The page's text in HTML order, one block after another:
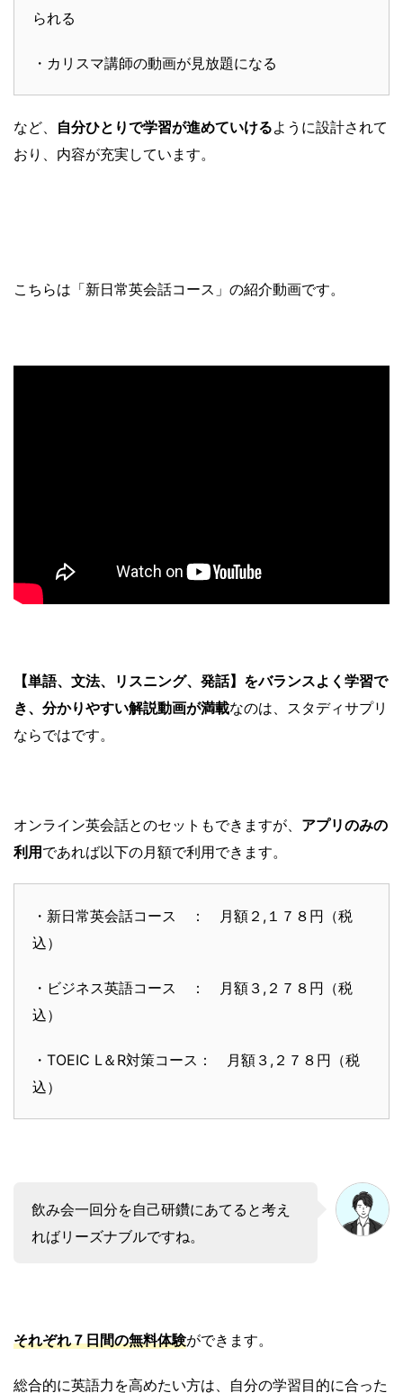
られる
・カリスマ講師の動画が見放題になる
など、 自分ひとりで学習が進めていけるように設計されて
おり、内容が充実しています。
こちらは「新日常英会話コース」の紹介動画です。
【単語、文法、リスニング、発話】をバランスよく学習で
き、 分かりやすい解説動画が満載なのは、スタディサプリ
ならではです。
オンライン英会話とのセットもできますが、 アプリのみの
利用であれば以下の月額で利用できます。
・新日常英会話コース ： 月額２,１７８円（税
込）
・ビジネス英語コース ： 月額３,２７８円（税
込）
・TOEIC L＆R対策コース： 月額３,２７８円（税
込）
飲み会一回分を自己研鑽にあてると考え
ればリーズナブルですね。
それぞれ７日間の無料体験ができます。
総合的に英語力を高めたい方は、自分の学習目的に合った